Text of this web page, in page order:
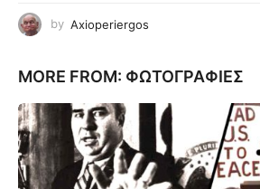
by Axioperiergos
MORE FROM: ΦΩΤΟΓΡΑΦΊΕΣ